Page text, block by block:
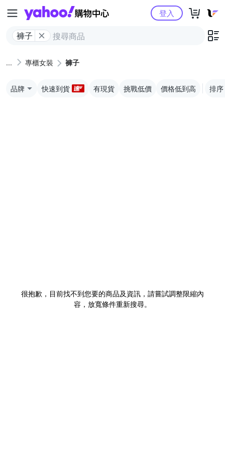
Yahoo購物中心
褲子
登入
專櫃女裝 褲子
品牌 快速到貨 有現貨 挑戰低價 價格低到高 排序
很抱歉，目前找不到您要的商品及資訊，請嘗試調整限縮內
容，放寬條件重新搜尋。